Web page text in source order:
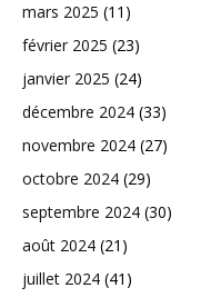
mars 2025 (11)
février 2025 (23)
janvier 2025 (24)
décembre 2024 (33)
novembre 2024 (27)
octobre 2024 (29)
septembre 2024 (30)
août 2024 (21)
juillet 2024 (41)